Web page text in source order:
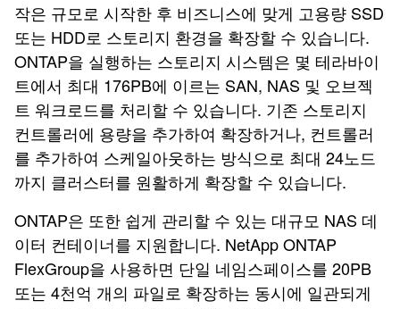
작은 규모로 시작한 후 비즈니스에 맞게 고용량 SSD
또는 HDD로 스토리지 환경을 확장할 수 있습니다.
ONTAP을 실행하는 스토리지 시스템은 몇 테라바이
트에서 최대 176PB에 이르는 SAN, NAS 및 오브젝
트 워크로드를 처리할 수 있습니다. 기존 스토리지
컨트롤러에 용량을 추가하여 확장하거나, 컨트롤러
를 추가하여 스케일아웃하는 방식으로 최대 24노드
까지 클러스터를 원활하게 확장할 수 있습니다.
ONTAP은 또한 쉽게 관리할 수 있는 대규모 NAS 데
이터 컨테이너를 지원합니다. NetApp ONTAP
FlexGroup을 사용하면 단일 네임스페이스를 20PB
또는 4천억 개의 파일로 확장하는 동시에 일관되게